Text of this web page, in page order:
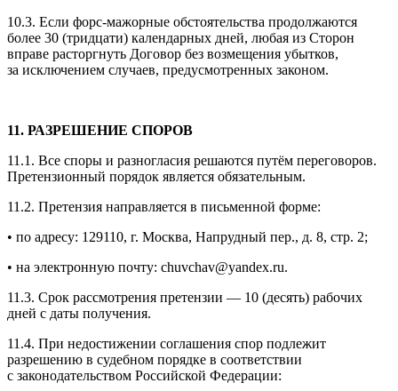
10.3. Если форс-мажорные обстоятельства продолжаются
более 30 (тридцати) календарных дней, любая из Сторон
вправе расторгнуть Договор без возмещения убытков,
за исключением случаев, предусмотренных законом.
11. РАЗРЕШЕНИЕ СПОРОВ
11.1. Все споры и разногласия решаются путём переговоров.
Претензионный порядок является обязательным.
11.2. Претензия направляется в письменной форме:
• по адресу: 129110, г. Москва, Напрудный пер., д. 8, стр. 2;
• на электронную почту: chuvchav@yandex.ru.
11.3. Срок рассмотрения претензии — 10 (десять) рабочих
дней с даты получения.
11.4. При недостижении соглашения спор подлежит
разрешению в судебном порядке в соответствии
с законодательством Российской Федерации: